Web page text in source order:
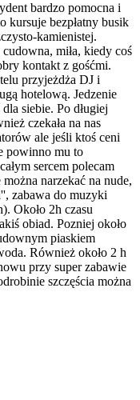
bardzo pomocna i
kursuje bezpłatny busik
kamienistej.
miła, kiedy coś
kontakt z gośćmi.
przyjeżdża DJ i
hotelową. Jedzenie
siebie. Po długiej
czekała na nas
ale jeśli ktoś ceni
powinno mu to
sercem polecam
narzekać na nude,
zabawa do muzyki
Około 2h czasu
obiad. Pozniej około
piaskiem
Również około 2 h
przy super zabawie
szczęścia można